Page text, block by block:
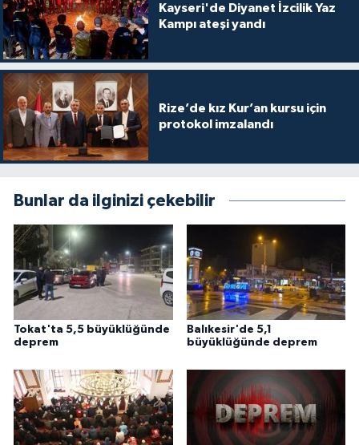
Kayseri'de Diyanet İzcilik Yaz
Kampı ateşi yandı
Rize’de kız Kur’an kursu için
protokol imzalandı
Bunlar da ilginizi çekebilir
Tokat'ta 5,5 büyüklüğünde
deprem
Balıkesir'de 5,1
büyüklüğünde deprem